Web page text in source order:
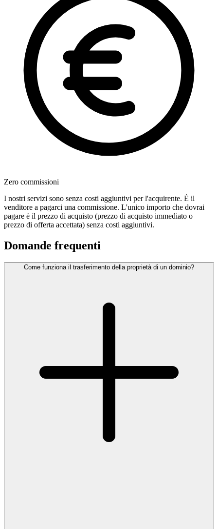
Zero commissioni
I nostri servizi sono senza costi aggiuntivi per l'acquirente. È il
venditore a pagarci una commissione. L'unico importo che dovrai
pagare è il prezzo di acquisto (prezzo di acquisto immediato o
prezzo di offerta accettata) senza costi aggiuntivi.
Domande frequenti
Come funziona il trasferimento della proprietà di un dominio?